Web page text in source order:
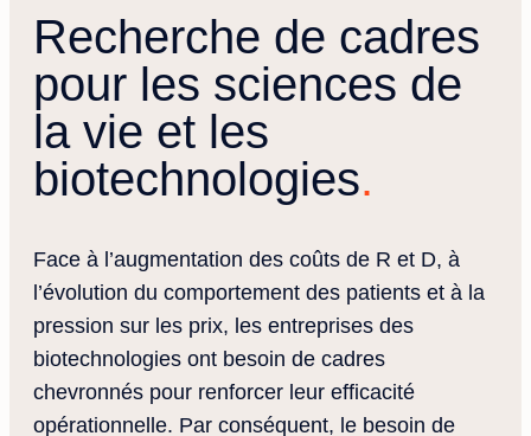
Recherche de cadres
pour les sciences de
la vie et les
biotechnologies
Face à l’augmentation des coûts de R et D, à
l’évolution du comportement des patients et à la
pression sur les prix, les entreprises des
biotechnologies ont besoin de cadres
chevronnés pour renforcer leur efficacité
opérationnelle. Par conséquent, le besoin de